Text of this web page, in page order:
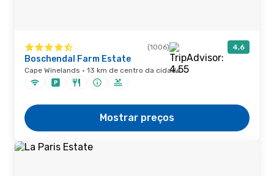
(1006) 4,6
Boschendal Farm Estate
Cape Winelands · 13 km de centro da cidade
Mostrar preços